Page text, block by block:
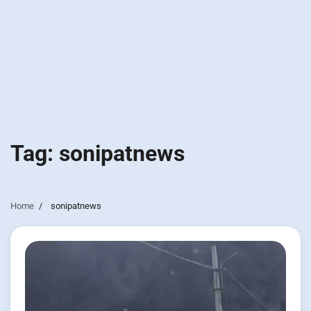
Tag: sonipatnews
Home sonipatnews